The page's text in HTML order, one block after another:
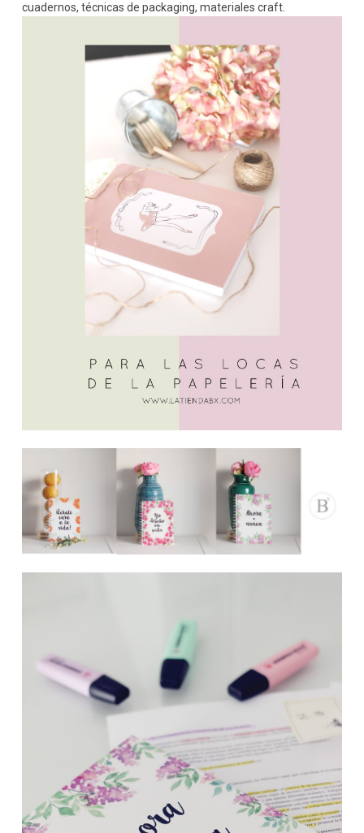
cuadernos, técnicas de packaging, materiales craft.